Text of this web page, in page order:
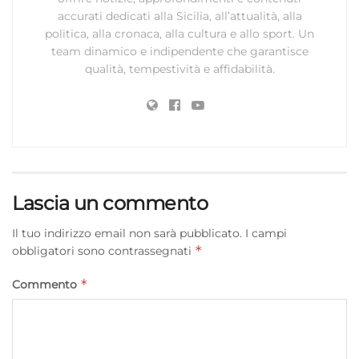
Riconoscere i dispositivi in base a informazioni
richieste attivamente.
Garantire la sicurezza, prevenire e
e presentare pubblicità e contenuto,
accurati dedicati alla Sicilia, all’attualità, alla
politica, alla cronaca, alla cultura e allo sport. Un
team dinamico e indipendente che garantisce
qualità, tempestività e affidabilità.
Lascia un commento
Il tuo indirizzo email non sarà pubblicato. I campi
obbligatori sono contrassegnati *
Commento *